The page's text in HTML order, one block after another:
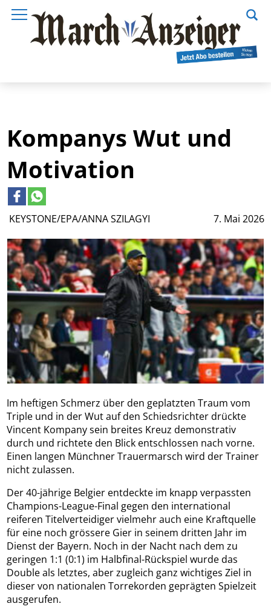
KEYSTONE/EPA/ANNA SZILAGYI 7. Mai 2026
Kompanys Wut und
Motivation
Im heftigen Schmerz über den geplatzten Traum vom
Triple und in der Wut auf den Schiedsrichter drückte
Vincent Kompany sein breites Kreuz demonstrativ
durch und richtete den Blick entschlossen nach vorne.
Einen langen Münchner Trauermarsch wird der Trainer
nicht zulassen.
Der 40-jährige Belgier entdeckte im knapp verpassten
Champions-League-Final gegen den international
reiferen Titelverteidiger vielmehr auch eine Kraftquelle
für eine noch grössere Gier in seinem dritten Jahr im
Dienst der Bayern. Noch in der Nacht nach dem zu
geringen 1:1 (0:1) im Halbfinal-Rückspiel wurde das
Double als letztes, aber zugleich ganz wichtiges Ziel in
dieser von nationalen Torrekorden geprägten Spielzeit
ausgerufen.